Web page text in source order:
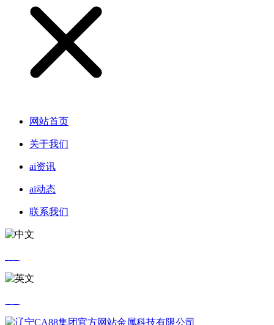
网站首页
关于我们
ai资讯
ai动态
联系我们